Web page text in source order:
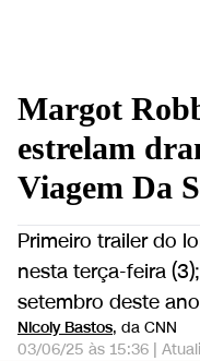
Margot
estrelam
Viagem Da
Primeiro trailer do
nesta terça-feira
setembro deste ano
Nicoly Bastos, da CNN
03/06/25 às 15:36 |